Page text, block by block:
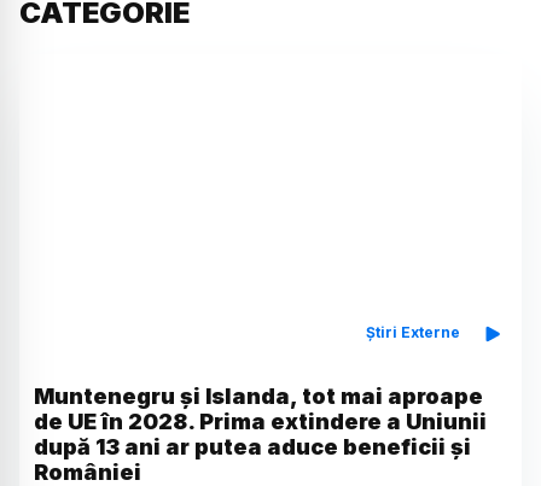
CATEGORIE
Știri Externe
Muntenegru și Islanda, tot mai aproape
de UE în 2028. Prima extindere a Uniunii
după 13 ani ar putea aduce beneficii și
României